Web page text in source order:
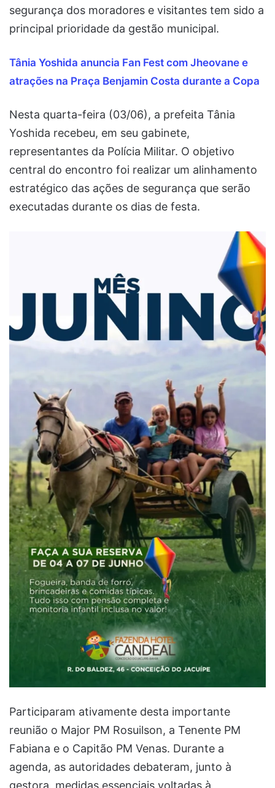
segurança dos moradores e visitantes tem sido a
principal prioridade da gestão municipal.
Tânia Yoshida anuncia Fan Fest com Jheovane e
atrações na Praça Benjamin Costa durante a Copa
Nesta quarta-feira (03/06), a prefeita Tânia
Yoshida recebeu, em seu gabinete,
representantes da Polícia Militar. O objetivo
central do encontro foi realizar um alinhamento
estratégico das ações de segurança que serão
executadas durante os dias de festa.
Participaram ativamente desta importante
reunião o Major PM Rosuilson, a Tenente PM
Fabiana e o Capitão PM Venas. Durante a
agenda, as autoridades debateram, junto à
gestora, medidas essenciais voltadas à